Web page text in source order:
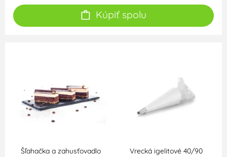
Kúpiť spolu
Šľahačka a zahusťovadlo
Vrecká igelitové 40/90